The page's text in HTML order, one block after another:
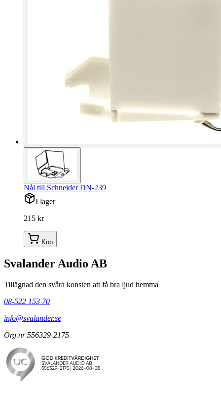
Nål till Schneider DN-239
I lager
215 kr
Köp
Svalander Audio AB
Tillägnad den svåra konsten att få bra ljud hemma
08-522 153 70
info@svalander.se
Org.nr 556329-2175